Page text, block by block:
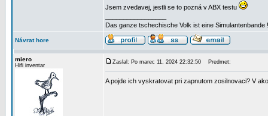
Jsem zvedavej, jestli se to pozná v ABX testu
Das ganze tschechische Volk ist eine Simulantenbande !
Návrat hore
miero
Hifi inventar
Zaslal: Po marec 11, 2024 22:32:50 Predmet:
A pojde ich vyskratovat pri zapnutom zosilnovaci? V